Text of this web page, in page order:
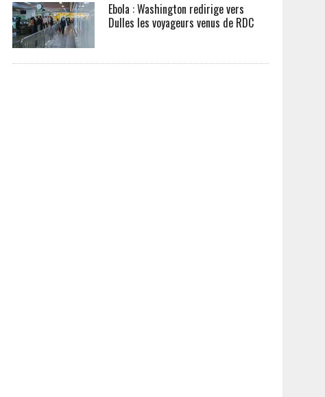
Ebola : Washington redirige vers
Dulles les voyageurs venus de RDC